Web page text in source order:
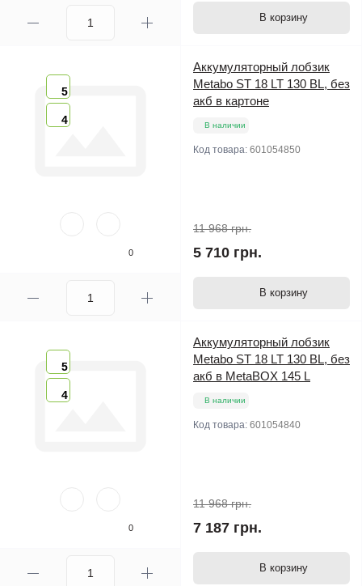
В корзину
5
4
0
Аккумуляторный лобзик
Metabo ST 18 LT 130 BL, без
акб в картоне
В наличии
Код товара: 601054850
11 968 грн.
5 710 грн.
В корзину
5
4
0
Аккумуляторный лобзик
Metabo ST 18 LT 130 BL, без
акб в MetaBOX 145 L
В наличии
Код товара: 601054840
11 968 грн.
7 187 грн.
В корзину